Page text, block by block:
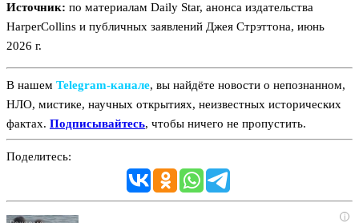
Источник: по материалам Daily Star, анонса издательства
HarperCollins и публичных заявлений Джея Стрэттона, июнь
2026 г.
В нашем Telegram‑канале, вы найдёте новости о непознанном,
НЛО, мистике, научных открытиях, неизвестных исторических
фактах. Подписывайтесь, чтобы ничего не пропустить.
Поделитесь:
i